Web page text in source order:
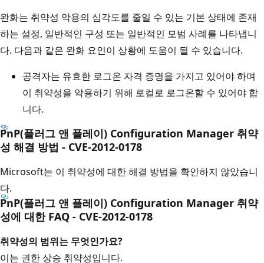
완화는 취약성 악용의 심각도를 줄일 수 있는 기본 상태에 존재
하는 설정, 일반적인 구성 또는 일반적인 모범 사례를 나타냅니
다. 다음과 같은 완화 요인이 상황에 도움이 될 수 있습니다.
공격자는 유효한 로그온 자격 증명을 가지고 있어야 하며
이 취약성을 악용하기 위해 로컬로 로그온할 수 있어야 합
니다.
PnP(플러그 앤 플레이) Configuration Manager 취약
성 해결 방법 - CVE-2012-0178
Microsoft는 이 취약성에 대한 해결 방법을 확인하지 않았습니
다.
PnP(플러그 앤 플레이) Configuration Manager 취약
성에 대한 FAQ - CVE-2012-0178
취약성의 범위는 무엇인가요?
이는 권한 상승 취약성입니다.